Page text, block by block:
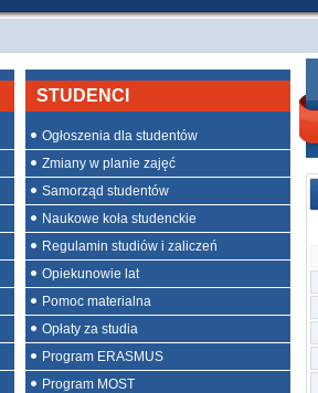
STUDENCI
Ogłoszenia dla studentów
Zmiany w planie zajęć
Samorząd studentów
Naukowe koła studenckie
Regulamin studiów i zaliczeń
Opiekunowie lat
Pomoc materialna
Opłaty za studia
Program ERASMUS
Program MOST